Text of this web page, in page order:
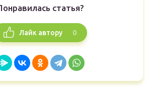
статья?
Лайк автору 0